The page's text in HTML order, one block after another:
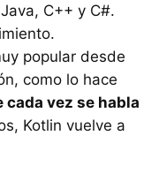
C++ y C#.
popular desde
como lo hace
cada vez se habla
Kotlin vuelve a